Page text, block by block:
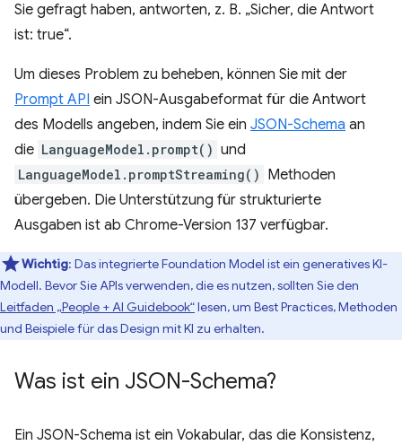
Sie gefragt haben, antworten, z. B. „Sicher, die Antwort
ist: true“.
Um dieses Problem zu beheben, können Sie mit der
Prompt API ein JSON-Ausgabeformat für die Antwort
des Modells angeben, indem Sie ein JSON-Schema an
die LanguageModel.prompt() und
LanguageModel.promptStreaming() Methoden
übergeben. Die Unterstützung für strukturierte
Ausgaben ist ab Chrome-Version 137 verfügbar.
Wichtig: Das integrierte Foundation Model ist ein generatives KI-
Modell. Bevor Sie APIs verwenden, die es nutzen, sollten Sie den
Leitfaden „People + AI Guidebook“lesen, um Best Practices, Methoden
und Beispiele für das Design mit KI zu erhalten.
Was ist ein JSON-Schema?
Ein JSON-Schema ist ein Vokabular, das die Konsistenz,